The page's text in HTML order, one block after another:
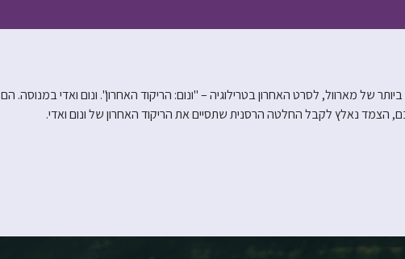
של מארוול, לסרט האחרון בטרילוגיה – "ונום: הריקוד האחרון". ונום ואדי במנוסה. הם
נאלץ לקבל החלטה הרסנית שתסיים את הריקוד האחרון של ונום ואדי.